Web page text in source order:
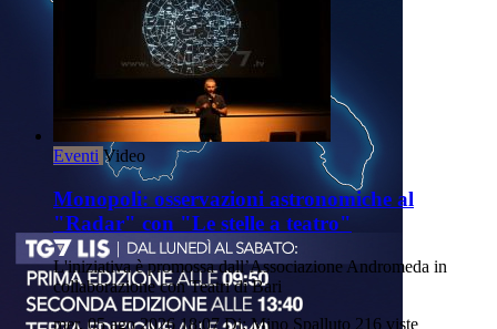
Eventi Video
Monopoli: osservazioni astronomiche al
"Radar" con "Le stelle a teatro"
L'iniziativa è promossa dall’Associazione Andromeda in
collaborazione con Teatri di Bari
mer, 05 ago 2026 18:07 Di: Mino Spalluto 216 viste